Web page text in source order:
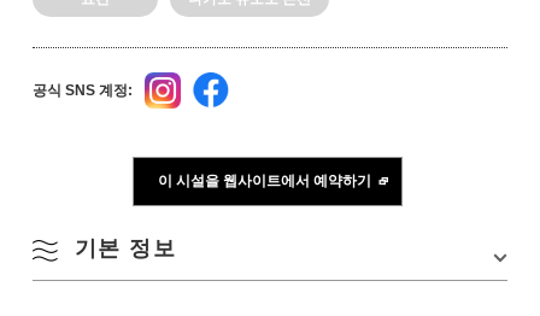
공식 SNS 계정:
이 시설을 웹사이트에서 예약하기
기본 정보